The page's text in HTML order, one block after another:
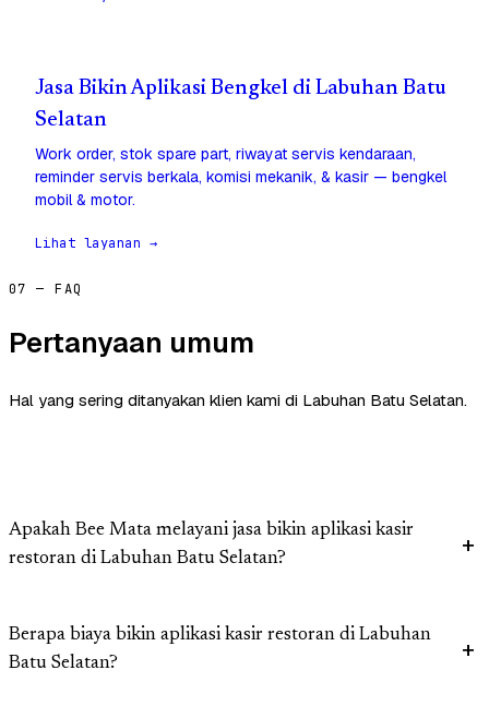
Jasa Bikin Aplikasi Bengkel di Labuhan Batu
Selatan
Work order, stok spare part, riwayat servis kendaraan,
reminder servis berkala, komisi mekanik, & kasir — bengkel
mobil & motor.
Lihat layanan →
07 — FAQ
Pertanyaan umum
Hal yang sering ditanyakan klien kami di Labuhan Batu Selatan.
Apakah Bee Mata melayani jasa bikin aplikasi kasir
restoran di Labuhan Batu Selatan?
Berapa biaya bikin aplikasi kasir restoran di Labuhan
Batu Selatan?